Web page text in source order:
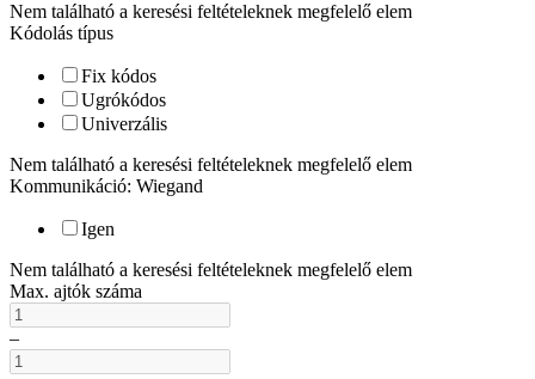
Nem található a keresési feltételeknek megfelelő elem
Kódolás típus
Fix kódos
Ugrókódos
Univerzális
Nem található a keresési feltételeknek megfelelő elem
Kommunikáció: Wiegand
Igen
Nem található a keresési feltételeknek megfelelő elem
Max. ajtók száma
–